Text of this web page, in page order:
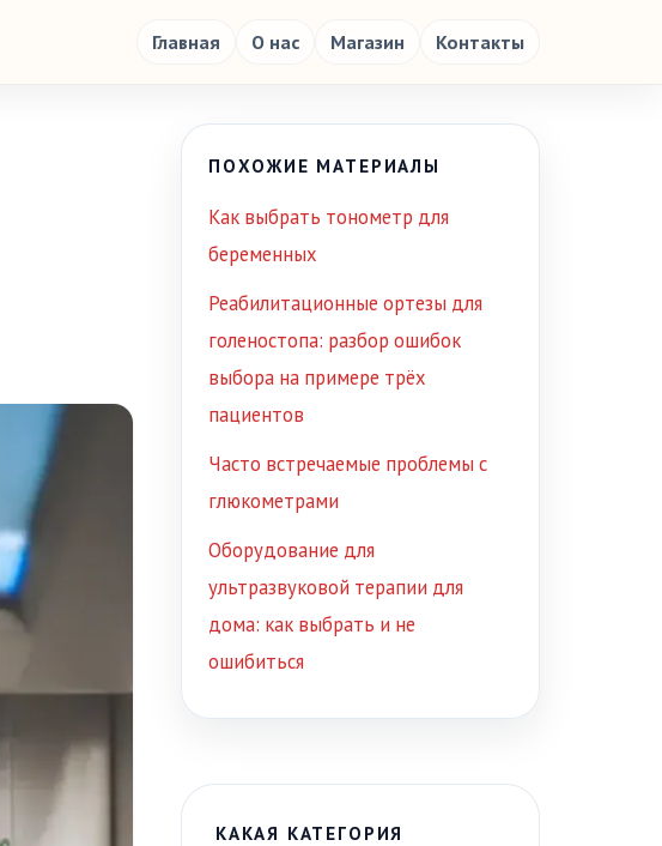
Главная О нас Магазин Контакты
ПОХОЖИЕ МАТЕРИАЛЫ
Как выбрать тонометр для
беременных
Реабилитационные ортезы для
голеностопа: разбор ошибок
выбора на примере трёх
пациентов
Часто встречаемые проблемы с
глюкометрами
Оборудование для
ультразвуковой терапии для
дома: как выбрать и не
ошибиться
КАКАЯ КАТЕГОРИЯ